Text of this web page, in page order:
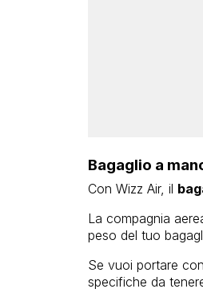
Bagaglio a
Con Wizz Air, il
La compagnia
peso del tuo
Se vuoi portare
specifiche da